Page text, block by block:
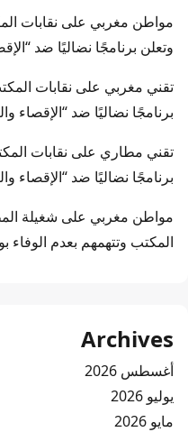
مواطن مغربي على نقابات
وتعلن برنامجًا نضاليًا ضد
تقني مغربي على نقابات
برنامجًا نضاليًا ضد “الإقصاء
تقني مطاري على نقابات
برنامجًا نضاليًا ضد “الإقصاء
مواطن مغربي على شغيلة
المكتب وتتهمهم بعدم الوفاء
Archives
أغسطس 2026
يوليو 2026
مايو 2026